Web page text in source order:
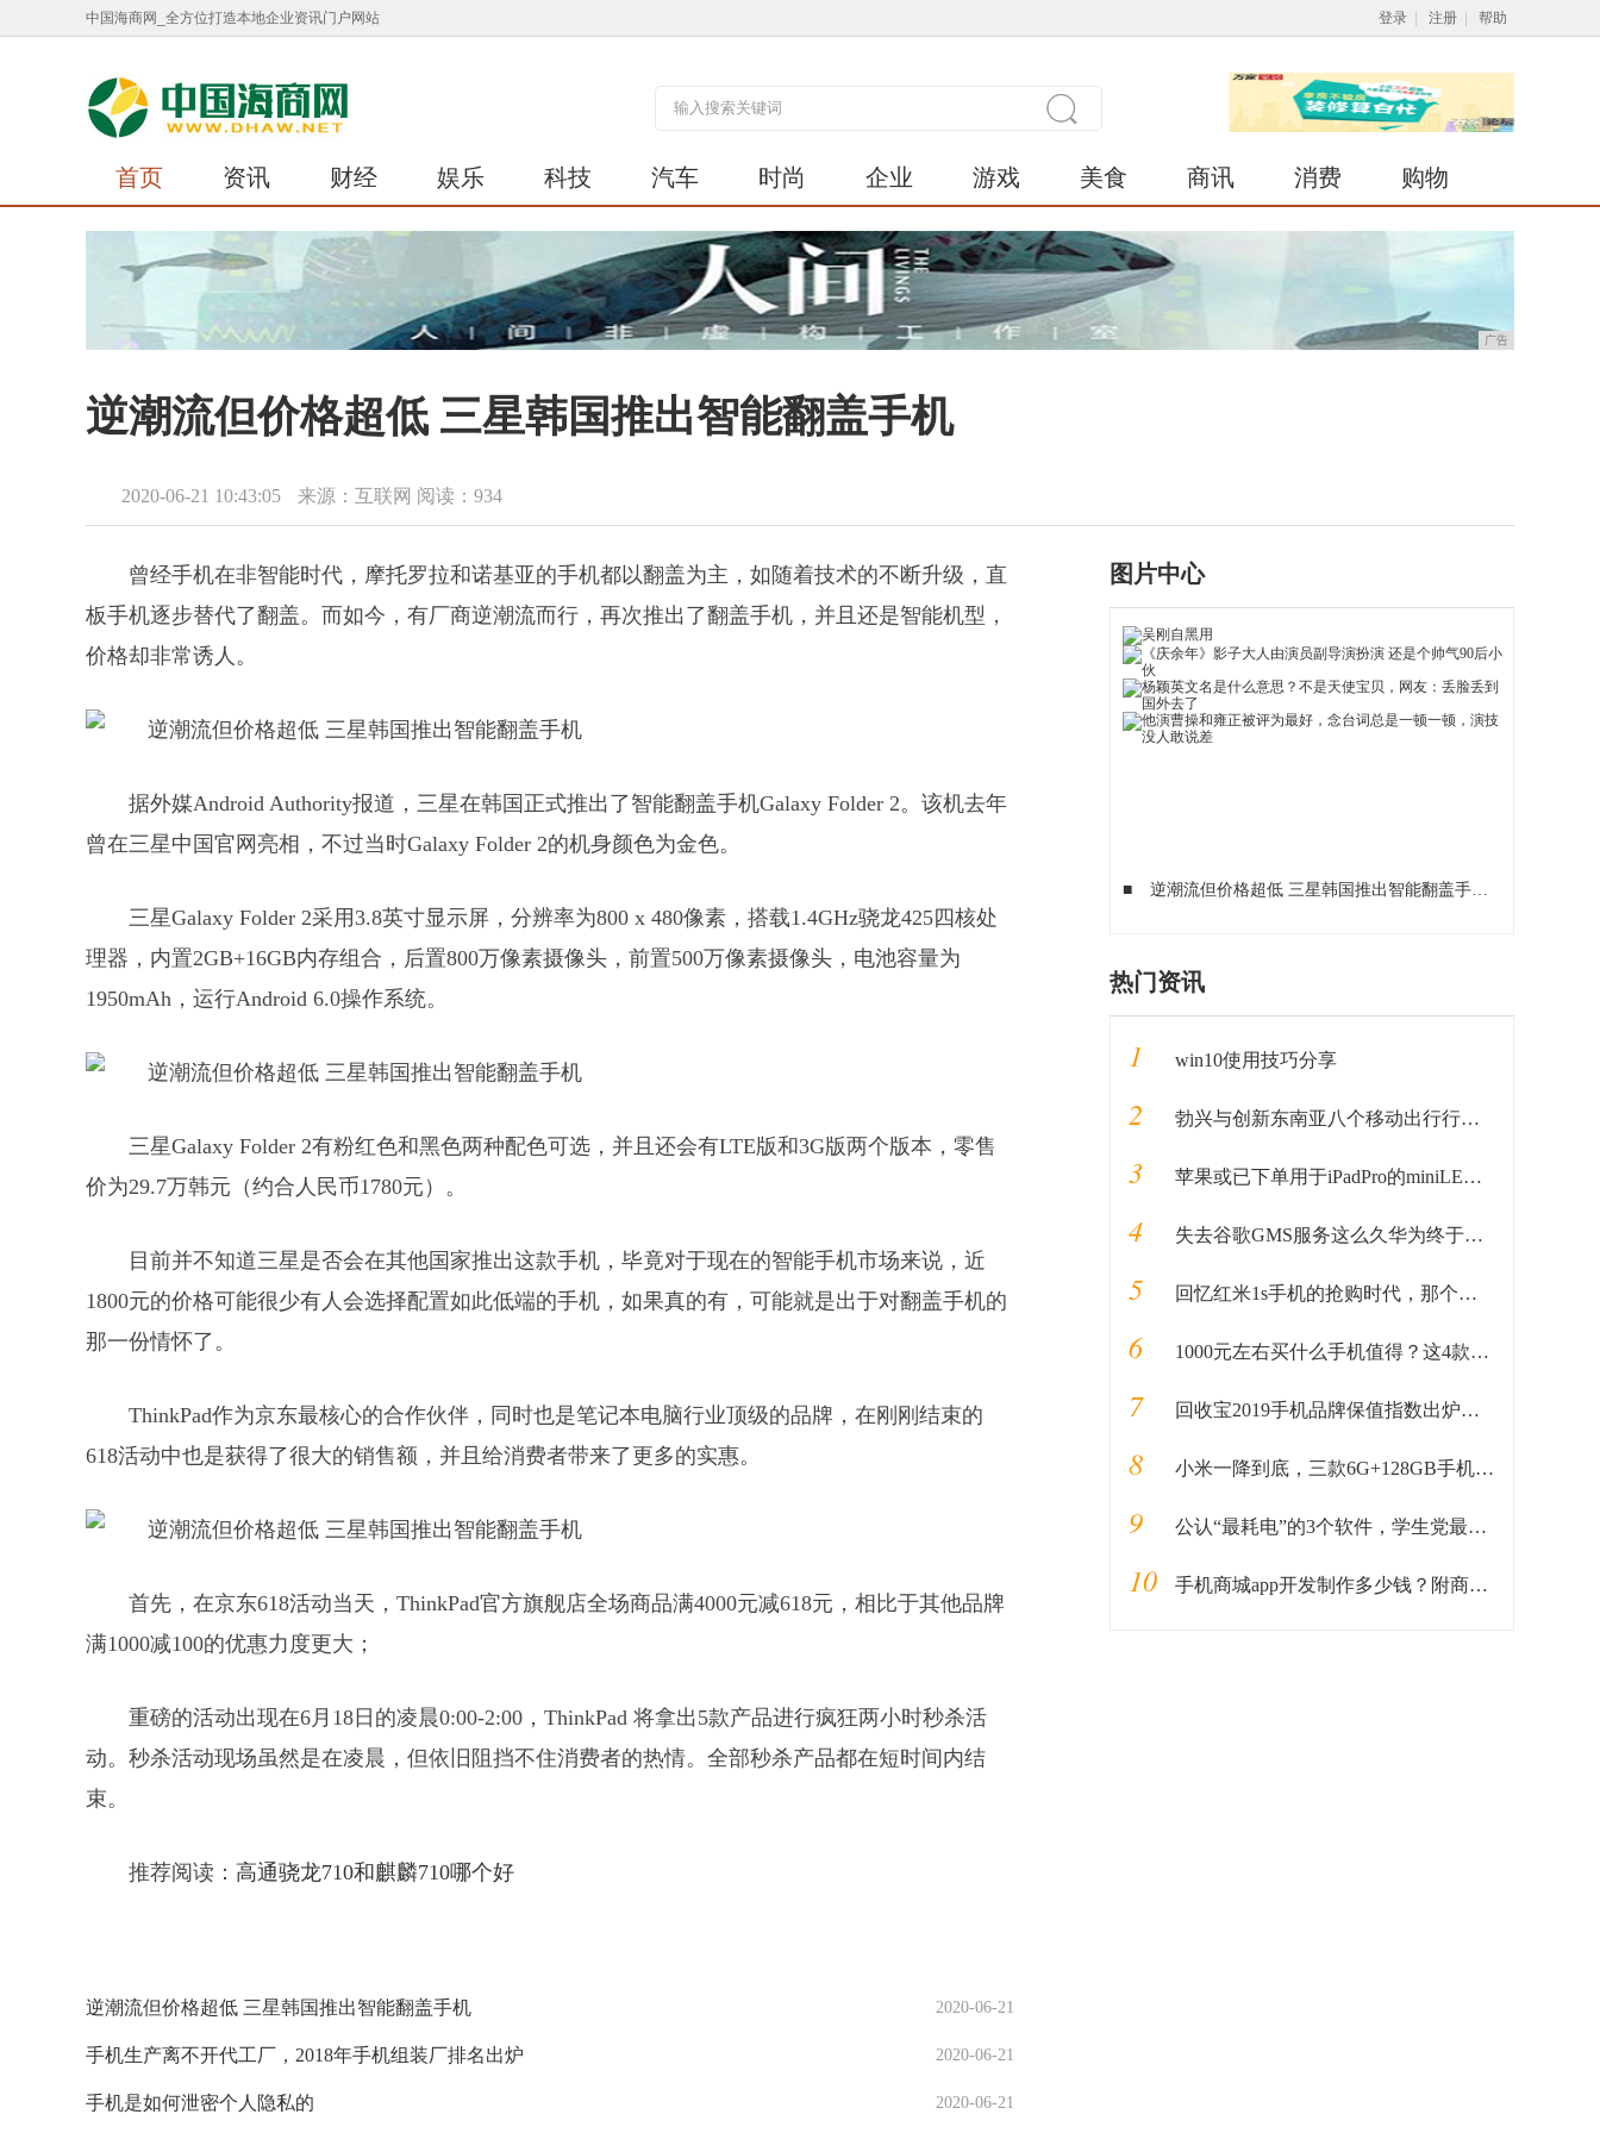
中国海商网_全方位打造本地企业资讯门户网站 登录 注册 帮助
首页 资讯 财经 娱乐 科技 汽车 时尚 企业 游戏 美食 商讯 消费 购物
广告
逆潮流但价格超低 三星韩国推出智能翻盖手机
2020-06-21 10:43:05 来源：互联网 阅读：934
曾经手机在非智能时代，摩托罗拉和诺基亚的手机都以翻盖为主，如随着技术的不断升级，直
板手机逐步替代了翻盖。而如今，有厂商逆潮流而行，再次推出了翻盖手机，并且还是智能机型，
价格却非常诱人。
据外媒Android Authority报道，三星在韩国正式推出了智能翻盖手机Galaxy Folder 2。该机去年
曾在三星中国官网亮相，不过当时Galaxy Folder 2的机身颜色为金色。
三星Galaxy Folder 2采用3.8英寸显示屏，分辨率为800 x 480像素，搭载1.4GHz骁龙425四核处
理器，内置2GB+16GB内存组合，后置800万像素摄像头，前置500万像素摄像头，电池容量为
1950mAh，运行Android 6.0操作系统。
三星Galaxy Folder 2有粉红色和黑色两种配色可选，并且还会有LTE版和3G版两个版本，零售
价为29.7万韩元（约合人民币1780元）。
目前并不知道三星是否会在其他国家推出这款手机，毕竟对于现在的智能手机市场来说，近
1800元的价格可能很少有人会选择配置如此低端的手机，如果真的有，可能就是出于对翻盖手机的
那一份情怀了。
ThinkPad作为京东最核心的合作伙伴，同时也是笔记本电脑行业顶级的品牌，在刚刚结束的
618活动中也是获得了很大的销售额，并且给消费者带来了更多的实惠。
首先，在京东618活动当天，ThinkPad官方旗舰店全场商品满4000元减618元，相比于其他品牌
满1000减100的优惠力度更大；
重磅的活动出现在6月18日的凌晨0:00-2:00，ThinkPad 将拿出5款产品进行疯狂两小时秒杀活
动。秒杀活动现场虽然是在凌晨，但依旧阻挡不住消费者的热情。全部秒杀产品都在短时间内结
束。
推荐阅读： 高通骁龙710和麒麟710哪个好
2020-06-21
逆潮流但价格超低 三星韩国推出智能翻盖手机
2020-06-21
手机生产离不开代工厂，2018年手机组装厂排名出炉
2020-06-21
手机是如何泄密个人隐私的
图片中心
■ 逆潮流但价格超低 三星韩国推出智能翻盖手机
热门资讯
1 win10使用技巧分享
2 勃兴与创新东南亚八个移动出行行业垂直领域新常态
3 苹果或已下单用于iPadPro的miniLED屏幕
4 失去谷歌GMS服务这么久华为终于做好“秘密武器”准备重回国际市场
5 回忆红米1s手机的抢购时代，那个抓狂的中午12点
6 1000元左右买什么手机值得？这4款性价比较高，可能你会喜欢
7 回收宝2019手机品牌保值指数出炉，四款国产品牌保值率超华为
8 小米一降到底，三款6G+128GB手机，最高1399元
9 公认“最耗电”的3个软件，学生党最爱，电池扛不住了也不愿卸
10 手机商城app开发制作多少钱？附商城app功能模块清单